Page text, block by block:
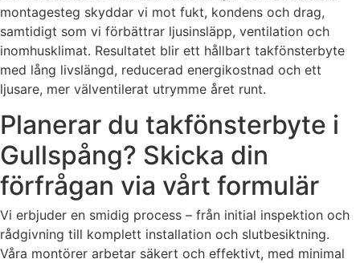
montagesteg skyddar vi mot fukt, kondens och drag,
samtidigt som vi förbättrar ljusinsläpp, ventilation och
inomhusklimat. Resultatet blir ett hållbart takfönsterbyte
med lång livslängd, reducerad energikostnad och ett
ljusare, mer välventilerat utrymme året runt.
Planerar du takfönsterbyte i
Gullspång? Skicka din
förfrågan via vårt formulär
Vi erbjuder en smidig process – från initial inspektion och
rådgivning till komplett installation och slutbesiktning.
Våra montörer arbetar säkert och effektivt, med minimal